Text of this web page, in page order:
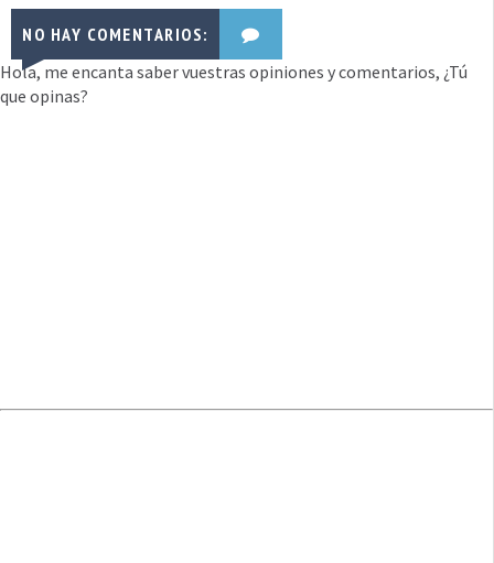
NO HAY COMENTARIOS:
Hola, me encanta saber vuestras opiniones y comentarios, ¿Tú
que opinas?